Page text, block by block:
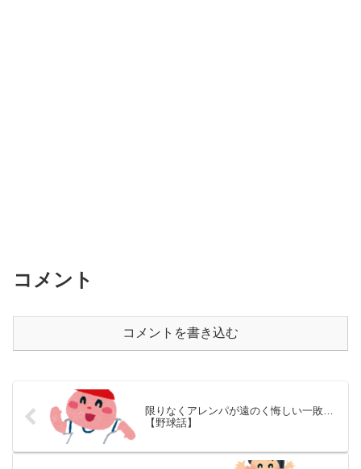
コメント
コメントを書き込む
限りなくアレンパが遠のく悔しい一敗…
【野球話】